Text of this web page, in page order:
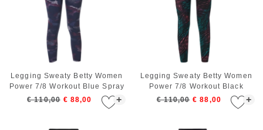
+
Legging Sweaty Betty Women
Power 7/8 Workout Blue Spray
Camo
€ 110,00 € 88,00 +
Legging Sweaty Betty Women
Power 7/8 Workout Black
Gradient Wave
€ 110,00 € 88,00